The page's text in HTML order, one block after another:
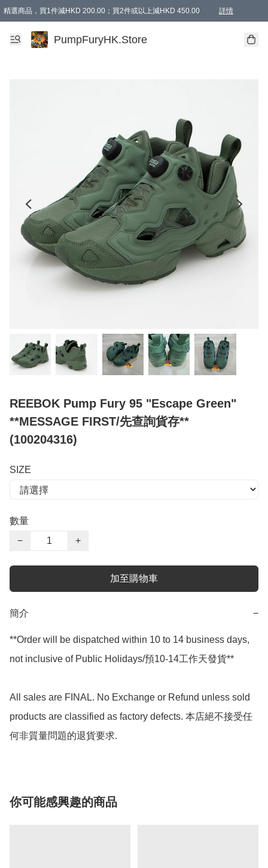
精選商品，買1件減HKD 200.00；買2件或以上減HKD 450.00 詳情
AAPE商品,會員專享9折或以上（按會員等級）AAPE products, members can
精選商品，任選買2件或以上減HKD 100.00
購物滿 HKD 800.00即享免運費優惠！（適用於 特定的送貨方式 )
PumpFuryHK.Store
REEBOK Pump Fury 95 "Escape Green"
**MESSAGE FIRST/先查詢貨存**
(100204316)
SIZE
數量
−
+
加至購物車
簡介 −
**Order will be dispatched within 10 to 14 business days,
not inclusive of Public Holidays/預10-14工作天發貨**
All sales are FINAL. No Exchange or Refund unless sold
products are classified as factory defects. 本店絕不接受任
何非質量問題的退貨要求.
你可能感興趣的商品